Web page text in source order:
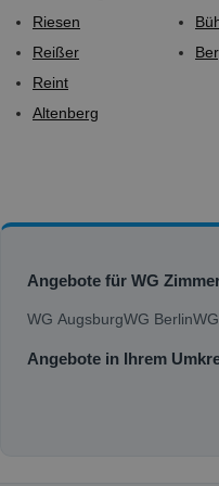
Riesen
Reißer
Reint
Altenberg
Angebote für WG
WG AugsburgWG Berlin
Angebote in Ihrem